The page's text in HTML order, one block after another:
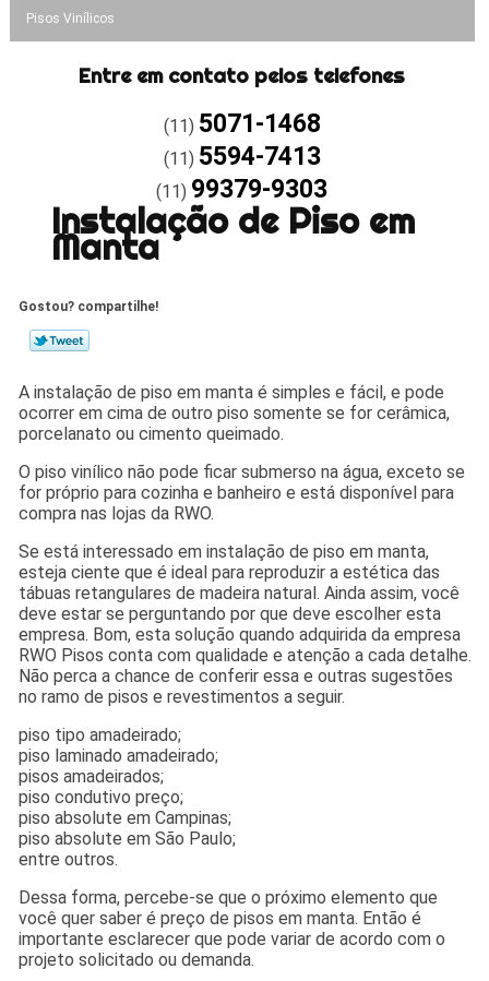
Pisos Vinílicos
Entre em contato pelos telefones
(11) 5071-1468
(11) 5594-7413
(11) 99379-9303
Instalação de Piso em
Manta
Gostou? compartilhe!
A instalação de piso em manta é simples e fácil, e pode
ocorrer em cima de outro piso somente se for cerâmica,
porcelanato ou cimento queimado.
O piso vinílico não pode ficar submerso na água, exceto se
for próprio para cozinha e banheiro e está disponível para
compra nas lojas da RWO.
Se está interessado em instalação de piso em manta,
esteja ciente que é ideal para reproduzir a estética das
tábuas retangulares de madeira natural. Ainda assim, você
deve estar se perguntando por que deve escolher esta
empresa. Bom, esta solução quando adquirida da empresa
RWO Pisos conta com qualidade e atenção a cada detalhe.
Não perca a chance de conferir essa e outras sugestões
no ramo de pisos e revestimentos a seguir.
piso tipo amadeirado;
piso laminado amadeirado;
pisos amadeirados;
piso condutivo preço;
piso absolute em Campinas;
piso absolute em São Paulo;
entre outros.
Dessa forma, percebe-se que o próximo elemento que
você quer saber é preço de pisos em manta. Então é
importante esclarecer que pode variar de acordo com o
projeto solicitado ou demanda.